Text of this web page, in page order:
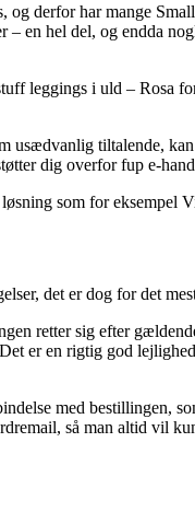
og derfor har mange
en hel del, og endda
leggings i uld – Rosa
usædvanlig tiltalende,
dig overfor fup e-
som for eksempel
det er dog for det
retter sig efter
er en rigtig god
med bestillingen,
så man altid vil